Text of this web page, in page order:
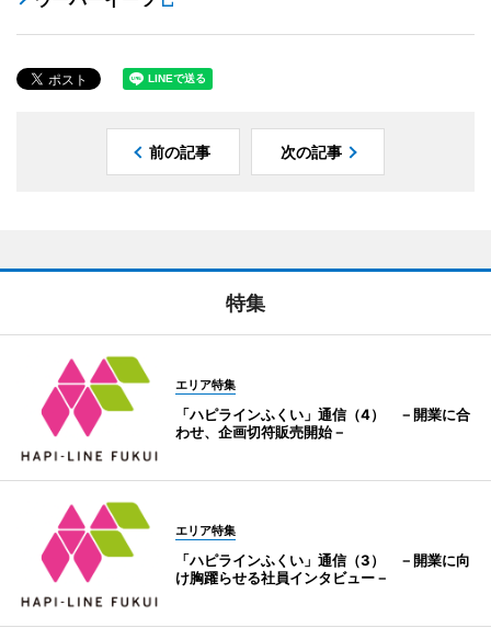
前の記事 次の記事
特集
エリア特集
「ハピラインふくい」通信（4） －開業に合
わせ、企画切符販売開始－
エリア特集
「ハピラインふくい」通信（3） －開業に向
け胸躍らせる社員インタビュー－